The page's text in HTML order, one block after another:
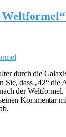
durch die
Sie, dass „42“
der
Kommentar